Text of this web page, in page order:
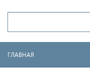
ГЛАВНАЯ